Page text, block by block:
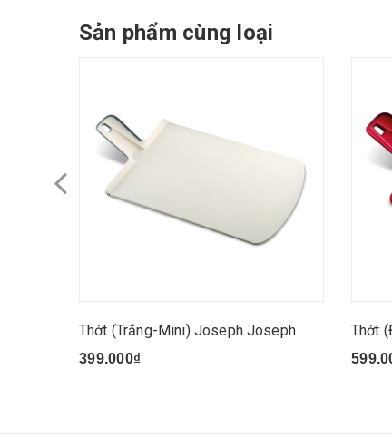
Sản phẩm cùng loại
Thớt (Trắng-Mini) Joseph Joseph
399.000₫
Thớt